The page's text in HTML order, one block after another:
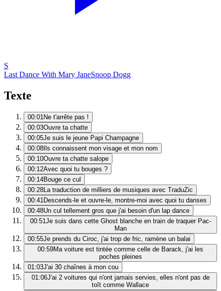
S
Last Dance With Mary JaneSnoop Dogg
Texte
00:01Ne t'arrête pas !
00:03Ouvre ta chatte
00:05Je suis le jeune Papi Champagne
00:08 Ils connaissent mon visage et mon nom
00:10Ouvre ta chatte salope
00:12Avec quoi tu bouges ?
00:14Bouge ce cul
00:28La traduction de milliers de musiques avec TraduZic
00:41Descends-le et ouvre-le, montre-moi avec quoi tu danses
00:48Un cul tellement gros que j'ai besoin d'un lap dance
00:51Je suis dans cette Ghost blanche en train de traquer Pac-
Man
00:55Je prends du Ciroc, j'ai trop de fric, ramène un balai
00:59Ma voiture est tintée comme celle de Barack, j'ai les
poches pleines
01:03J'ai 30 chaînes à mon cou
01:06J'ai 2 voitures qui n'ont jamais servies, elles n'ont pas de
toît comme Wallace